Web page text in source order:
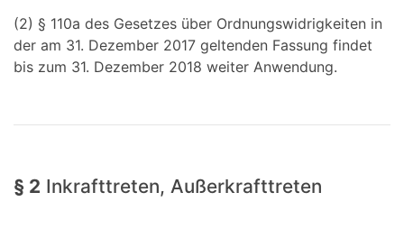
(2) § 110a des Gesetzes über Ordnungswidrigkeiten in
der am 31. Dezember 2017 geltenden Fassung findet
bis zum 31. Dezember 2018 weiter Anwendung.
§ 2 Inkrafttreten, Außerkrafttreten